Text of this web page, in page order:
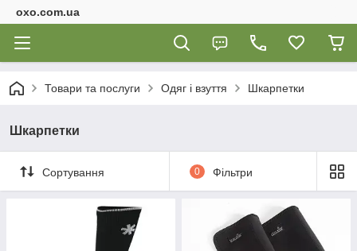
oxo.com.ua
Товари та послуги Одяг і взуття Шкарпетки
Шкарпетки
Сортування 0 Фільтри